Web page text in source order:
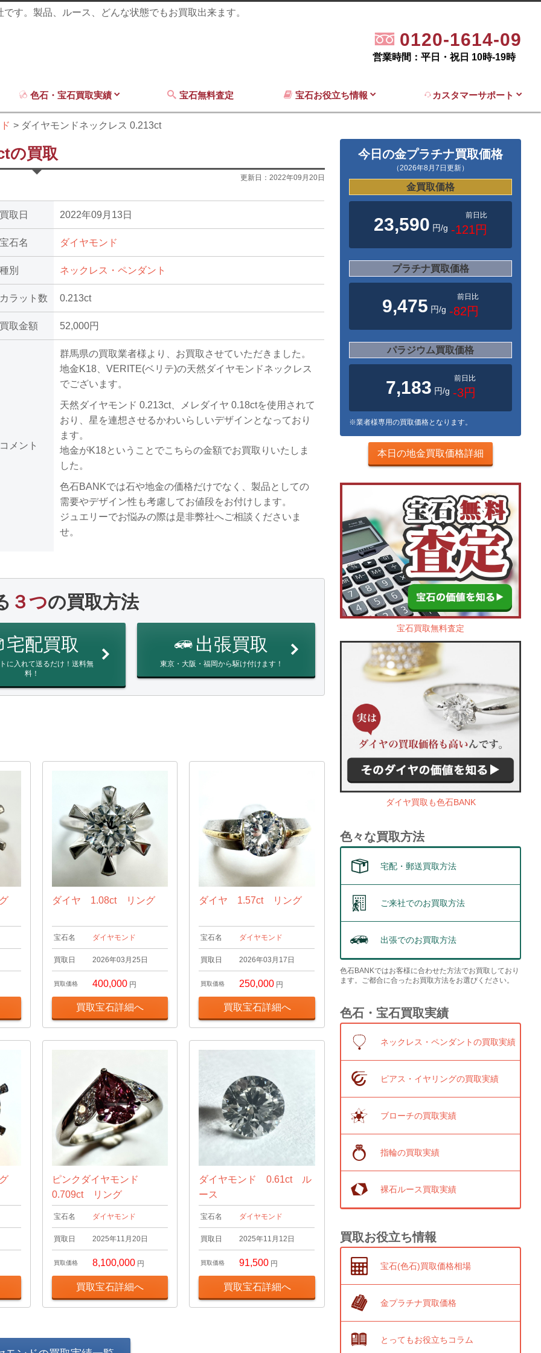
す。製品、ルース、どんな状態でもお買取出来ます。
0120-1614-09
営業時間：平日・祝日 10時-19時
色石・宝石買取実績 宝石無料査定 宝石お役立ち情報 カスタマーサポート
ダイヤモンドネックレス 0.213ct
の買取
更新日： 2022年09月20日
買取日 2022年09月13日
宝石名 ダイヤモンド
種別 ネックレス・ペンダント
カラット数 0.213ct
買取金額 52,000円
コメント
群馬県の買取業者様より、お買取させていただきました。
地金K18、VERITE(ベリテ)の天然ダイヤモンドネックレス
でございます。
天然ダイヤモンド 0.213ct、メレダイヤ 0.18ctを使用されて
おり、星を連想させるかわいらしいデザインとなっており
ます。
地金がK18ということでこちらの金額でお買取りいたしま
した。
色石BANKでは石や地金の価格だけでなく、製品としての
需要やデザイン性も考慮してお値段をお付けします。
ジュエリーでお悩みの際は是非弊社へご相談くださいま
せ。
３つの買取方法
宅配買取
に入れて送るだけ！送料無
料！
出張買取
東京・大阪・福岡から駆け付けます！
ダイヤ 1.08ct リング
宝石名 ダイヤモンド
買取日 2026年03月25日
買取価格 400,000 円
買取宝石詳細へ
ダイヤ 1.57ct リング
宝石名 ダイヤモンド
買取日 2026年03月17日
買取価格 250,000 円
買取宝石詳細へ
ピンクダイヤモンド
0.709ct リング
宝石名 ダイヤモンド
買取日 2025年11月20日
買取価格 8,100,000 円
買取宝石詳細へ
ダイヤモンド 0.61ct ル
ース
宝石名 ダイヤモンド
買取日 2025年11月12日
買取価格 91,500 円
買取宝石詳細へ
今日の金プラチナ買取価格
（2026年8月7日更新）
金買取価格
23,590 円/g
前日比
-121円
プラチナ買取価格
9,475 円/g
前日比
-82円
パラジウム買取価格
7,183 円/g
前日比
-3円
※業者様専用の買取価格となります。
本日の地金買取価格詳細
宝石買取無料査定
ダイヤ買取も色石BANK
色々な買取方法
宅配・郵送買取方法
ご来社でのお買取方法
出張でのお買取方法
色石BANKではお客様に合わせた方法でお買取しており
ます。ご都合に合ったお買取方法をお選びください。
色石・宝石買取実績
ネックレス・ペンダントの買取実績
ピアス・イヤリングの買取実績
ブローチの買取実績
指輪の買取実績
裸石ルース買取実績
買取お役立ち情報
宝石(色石)買取価格相場
金プラチナ買取価格
とってもお役立ちコラム